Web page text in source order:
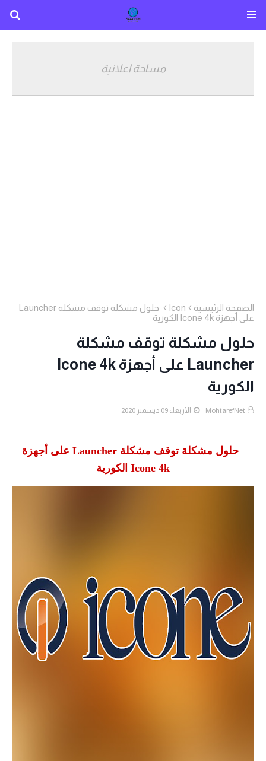
مساحة اعلانية
الصفحة الرئيسية Icon
حلول مشكلة توقف مشكلة Launcher
على أجهزة Icone 4k الكورية
حلول مشكلة توقف مشكلة
Launcher على أجهزة Icone 4k
الكورية
MohtarefNet الأربعاء 09 ديسمبر 2020
حلول مشكلة توقف مشكلة Launcher على أجهزة
Icone 4k الكورية